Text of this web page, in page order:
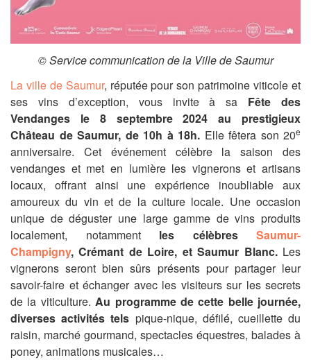
© Service communication de la Ville de Saumur
La ville de Saumur, réputée pour son patrimoine viticole et
ses vins d’exception, vous invite à sa Fête des
Vendanges le 8 septembre 2024 au prestigieux
Château de Saumur, de 10h à 18h. Elle fêtera son 20e
anniversaire. Cet événement célèbre la saison des
vendanges et met en lumière les vignerons et artisans
locaux, offrant ainsi une expérience inoubliable aux
amoureux du vin et de la culture locale. Une occasion
unique de déguster une large gamme de vins produits
localement, notamment les célèbres Saumur-
Champigny, Crémant de Loire, et Saumur Blanc.Les
vignerons seront bien sûrs présents pour partager leur
savoir-faire et échanger avec les visiteurs sur les secrets
de la viticulture.Au programme de cette belle journée,
diverses activités tels pique-nique, défilé, cueillette du
raisin, marché gourmand, spectacles équestres, balades à
poney, animations musicales…